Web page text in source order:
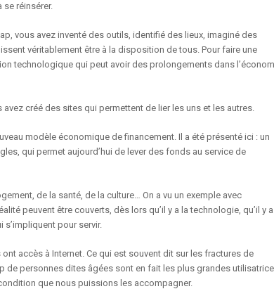
se réinsérer.
vous avez inventé des outils, identifié des lieux, imaginé des
véritablement être à la disposition de tous. Pour faire une
technologique qui peut avoir des prolongements dans
créé des sites qui permettent de lier les uns et les autres.
modèle économique de financement. Il a été présenté ici : un
qui permet aujourd’hui de lever des fonds au service de
de la santé, de la culture… On a vu un exemple avec
peuvent être couverts, dès lors qu’il y a la technologie, qu’il y a
s’impliquent pour servir.
accès à Internet. Ce qui est souvent dit sur les fractures de
de personnes dites âgées sont en fait les plus grandes
que nous puissions les accompagner.